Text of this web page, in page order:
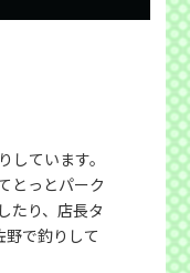
しています。
とっとパーク
たり、店長タ
野で釣りして